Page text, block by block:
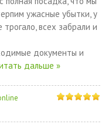
ужасные убытки, у
всех забрали и
документы и
дальше »